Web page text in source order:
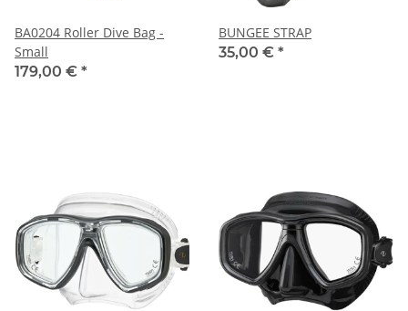
BA0204 Roller Dive Bag -
Small
179,00 € *
BUNGEE STRAP
35,00 € *